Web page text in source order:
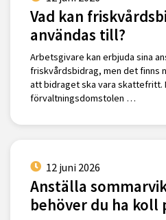
Vad kan
användas till?
Arbetsgivare kan erbjuda sina
friskvårdsbidrag, men det finns
att bidraget ska vara skattefritt.
förvaltningsdomstolen …
12 juni 2026
Anställa
behöver du ha koll